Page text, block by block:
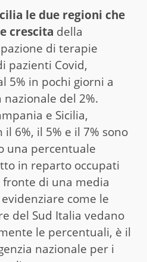
le due regioni che
crescita della
di terapie
pazienti Covid,
5% in pochi giorni a
del 2%.
e Sicilia,
6%, il 5% e il 7% sono
una percentuale
in reparto occupati
fronte di una media
come le
del Sud Italia vedano
le percentuali, è il
nazionale per i